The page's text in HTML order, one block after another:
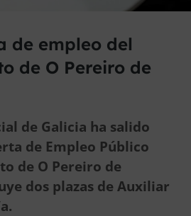
de empleo del
de O Pereiro de
de Galicia ha salido
de Empleo Público
de O Pereiro de
dos plazas de Auxiliar